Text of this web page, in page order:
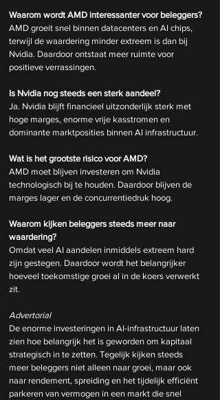
Waarom wordt AMD interessanter voor beleggers?
AMD groeit snel binnen datacenters en AI chips,
terwijl de waardering minder extreem is dan bij
Nvidia. Daardoor ontstaat meer ruimte voor
positieve verrassingen.
Is Nvidia nog steeds een sterk aandeel?
Ja. Nvidia blijft financieel uitzonderlijk sterk met
hoge marges, enorme vrije kasstromen en
dominante marktposities binnen AI infrastructuur.
Wat is het grootste risico voor AMD?
AMD moet blijven investeren om Nvidia
technologisch bij te houden. Daardoor blijven de
marges lager en de concurrentiedruk hoog.
Waarom kijken beleggers steeds meer naar
waardering?
Omdat veel AI aandelen inmiddels extreem hard
zijn gestegen. Daardoor wordt het belangrijker
hoeveel toekomstige groei al in de koers verwerkt
zit.
Advertorial
De enorme investeringen in AI-infrastructuur laten
zien hoe belangrijk het is geworden om kapitaal
strategisch in te zetten. Tegelijk kijken steeds
meer beleggers niet alleen naar groei, maar ook
naar rendement, spreiding en het tijdelijk efficiënt
parkeren van vermogen in een markt die snel